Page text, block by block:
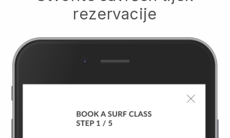
rezervacije